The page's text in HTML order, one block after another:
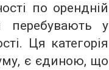
по орендній
перебувають у
Ця категорія
є єдиною, що